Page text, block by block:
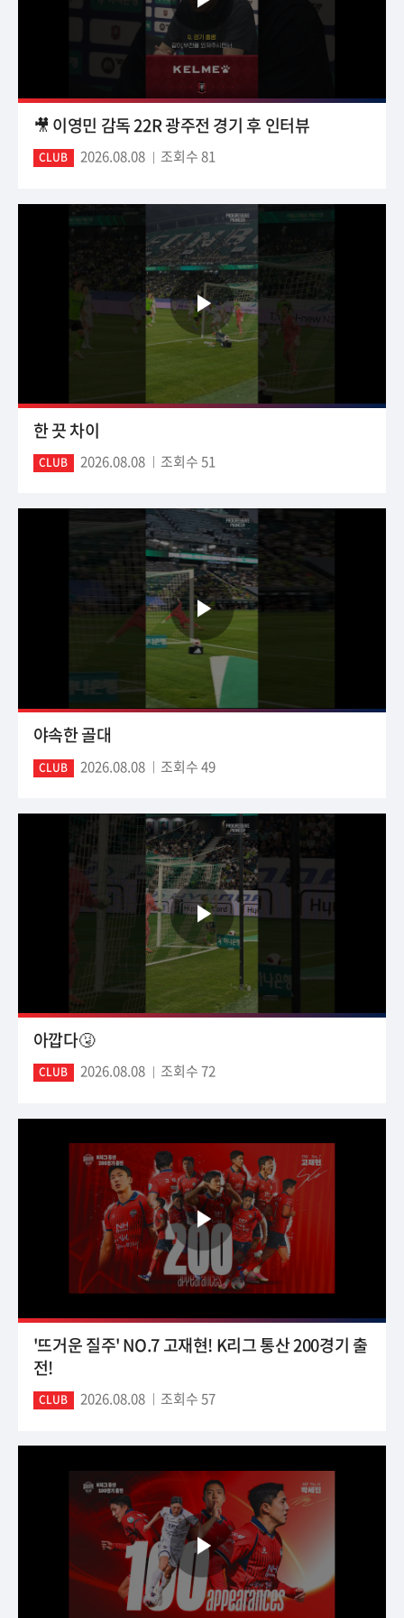
🎥 이영민 감독 22R 광주전 경기 후 인터뷰
CLUB 2026.08.08 조회수 81
한 끗 차이
CLUB 2026.08.08 조회수 51
야속한 골대
CLUB 2026.08.08 조회수 49
아깝다🤧
CLUB 2026.08.08 조회수 72
'뜨거운 질주' NO.7 고재현! K리그 통산 200경기 출
전!
CLUB 2026.08.08 조회수 57